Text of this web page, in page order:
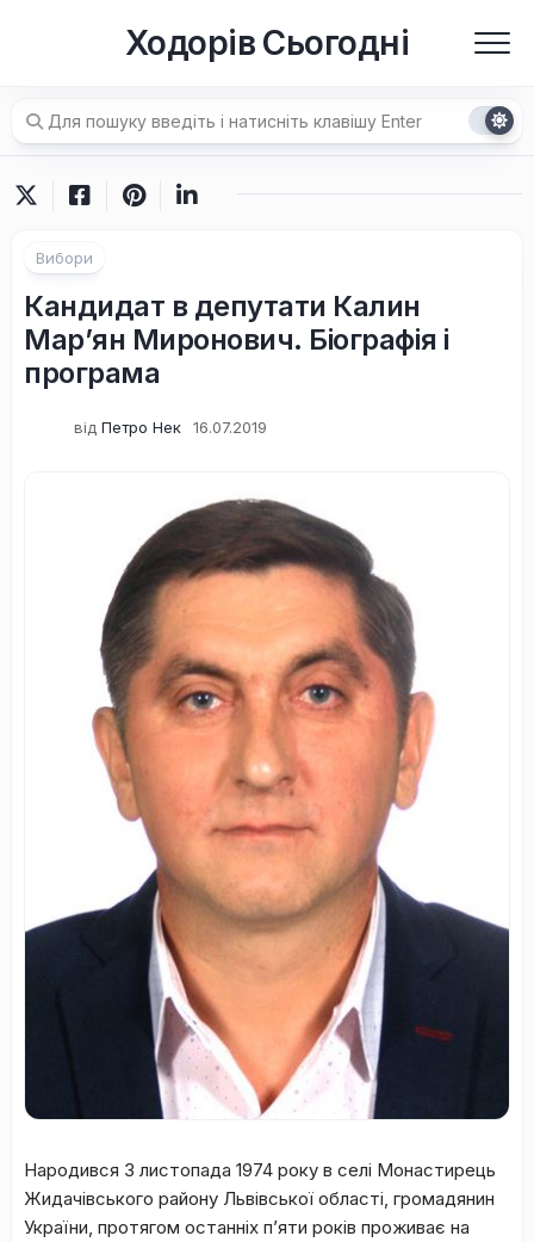
Ходорів Сьогодні
Вибори
Кандидат в депутати Калин
Мар’ян Миронович. Біографія і
програма
від Петро Нек 16.07.2019
Народився 3 листопада 1974 року в селі Монастирець
Жидачівського району Львівської області, громадянин
України, протягом останніх п’яти років проживає на